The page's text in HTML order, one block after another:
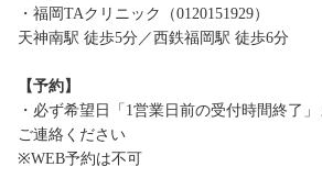
・福岡TAクリニック（0120151929）
天神南駅 徒歩5分／西鉄福岡駅 徒歩6分
【予約】
・必ず希望日「1営業日前の受付時間終了
ご連絡ください
※WEB予約は不可